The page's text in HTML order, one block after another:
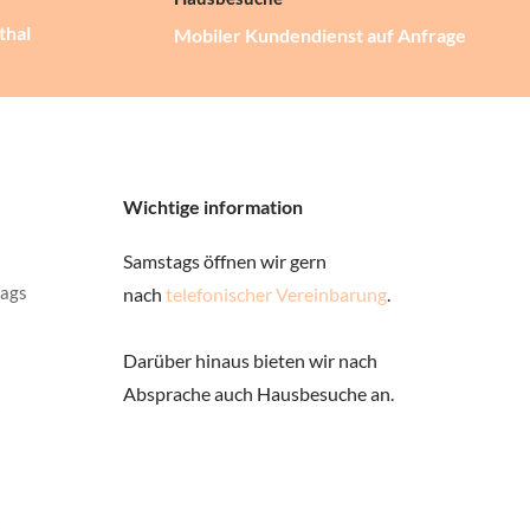
Mobiler Kundendienst auf Anfrage
Wichtige information
Samstags öffnen wir gern
nach telefonischer Vereinbarung.
Darüber hinaus bieten wir nach
Absprache auch Hausbesuche an.